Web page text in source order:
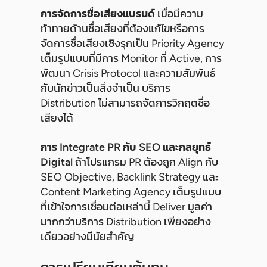
การจัดการชื่อเสียงแบรนด์ เมื่อมีความ
ท้าทายด้านชื่อเสียงที่ต้องแก้ไขหรือการ
จัดการชื่อเสียงเชิงรุกเป็น Priority Agency
เต็มรูปแบบที่มีการ Monitor ที่ Active, การ
พัฒนา Crisis Protocol และความสัมพันธ์
กับนักข่าวเป็นสิ่งจำเป็น บริการ
Distribution ไม่สามารถจัดการวิกฤตชื่อ
เสียงได้
การ Integrate PR กับ SEO และกลยุทธ์
Digitalถ้าโปรแกรม PR ต้องถูก Align กับ
SEO Objective, Backlink Strategy และ
Content Marketing Agency เต็มรูปแบบ
ที่เข้าใจการเชื่อมต่อเหล่านี้ Deliver มูลค่า
มากกว่าบริการ Distribution เพียงอย่าง
เดียวอย่างมีนัยสำคัญ